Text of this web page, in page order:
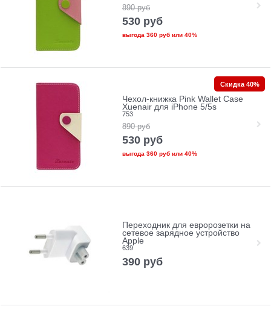
890 руб
530 руб
выгода 360 рубили 40%
Чехол-книжка Pink Wallet Case
Xuenair для iPhone 5/5s
753
890 руб
530 руб
выгода 360 рубили 40%
Скидка 40%
Переходник для евророзетки на
сетевое зарядное устройство
Apple
639
390 руб